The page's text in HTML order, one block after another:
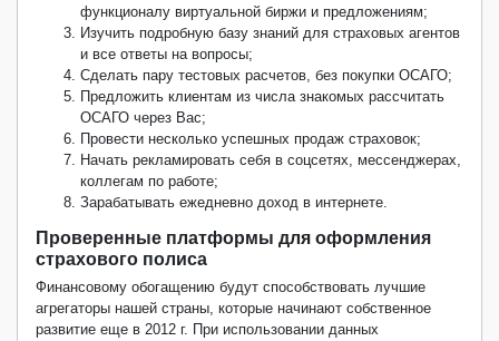
функционалу виртуальной биржи и предложениям;
Изучить подробную базу знаний для страховых агентов
и все ответы на вопросы;
Сделать пару тестовых расчетов, без покупки ОСАГО;
Предложить клиентам из числа знакомых рассчитать
ОСАГО через Вас;
Провести несколько успешных продаж страховок;
Начать рекламировать себя в соцсетях, мессенджерах,
коллегам по работе;
Зарабатывать ежедневно доход в интернете.
Проверенные платформы для оформления
страхового полиса
Финансовому обогащению будут способствовать лучшие
агрегаторы нашей страны, которые начинают собственное
развитие еще в 2012 г. При использовании данных